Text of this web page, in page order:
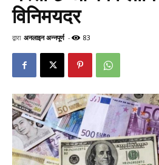
विनिमयदर
द्वारा अनलाइन अन्नपूर्ण - 83